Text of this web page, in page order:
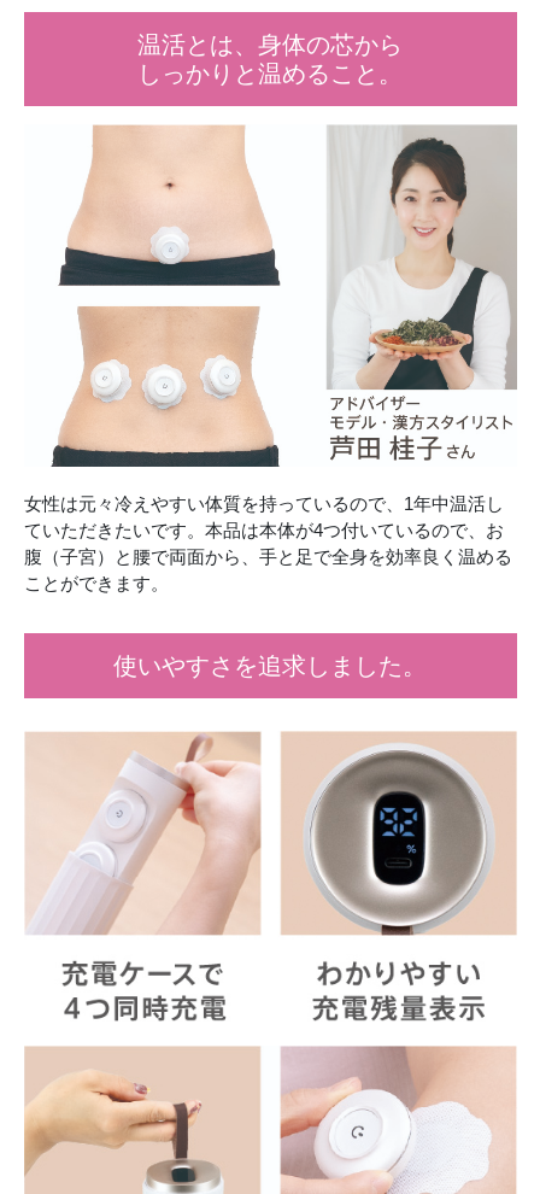
温活とは、身体の芯から
しっかりと温めること。
女性は元々冷えやすい体質を持っているので、1年中温活し
ていただきたいです。本品は本体が4つ付いているので、お
腹（子宮）と腰で両面から、手と足で全身を効率良く温める
ことができます。
使いやすさを追求しました。